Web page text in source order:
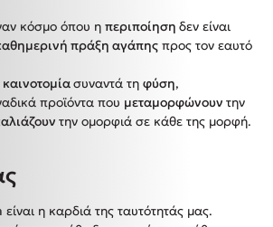
κόσμο όπου η περιποίηση δεν είναι
πράξη αγάπης προς τον εαυτό
καινοτομίασυναντά τη φύση,
προϊόντα που μεταμορφώνουν την
την ομορφιά σε κάθε της μορφή.
η καρδιά της ταυτότητάς μας.